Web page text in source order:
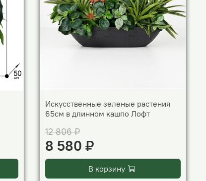
Искусственные зеленые растения
65см в длинном кашпо Лофт
12 806 ₽
8 580 ₽
В корзину